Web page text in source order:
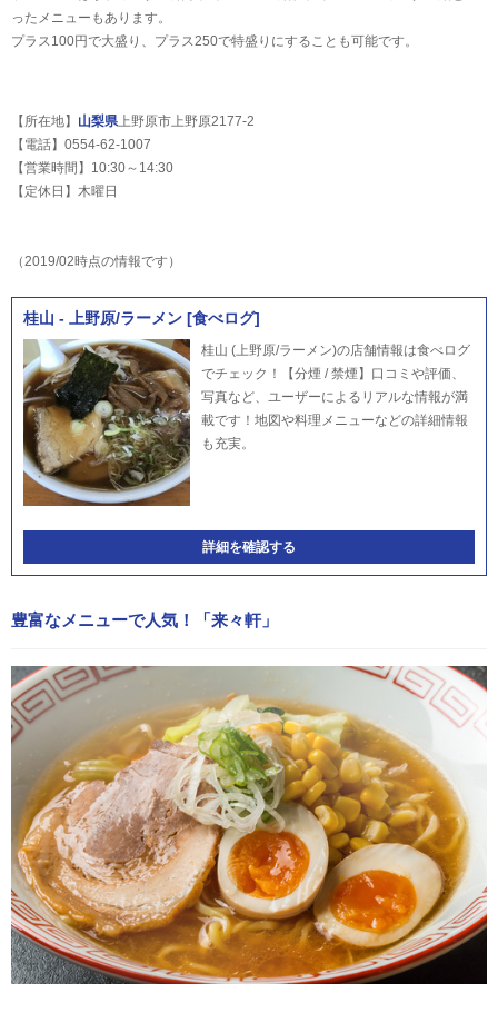
ったメニューもあります。
プラス100円で大盛り、プラス250で特盛りにすることも可能です。
【所在地】 山梨県上野原市上野原2177-2
【電話】0554-62-1007
【営業時間】10:30～14:30
【定休日】木曜日
（2019/02時点の情報です）
桂山 - 上野原/ラーメン [食べログ]
桂山 (上野原/ラーメン)の店舗情報は食べログ
でチェック！【分煙 / 禁煙】口コミや評価、
写真など、ユーザーによるリアルな情報が満
載です！地図や料理メニューなどの詳細情報
も充実。
詳細を確認する
豊富なメニューで人気！「来々軒」